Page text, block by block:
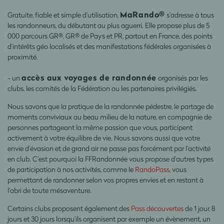
Gratuite, fiable et simple d’utilisation, MaRando® s’adresse à tous
les randonneurs, du débutant au plus aguerri. Elle propose plus de 5
000 parcours GR®, GR® de Pays et PR, partout en France, des points
d’intérêts géo localisés et des manifestations fédérales organisées à
proximité.
- un accès aux voyages de randonnée organisés par les
clubs, les comités de la Fédération ou les partenaires privilégiés.
Nous savons que la pratique de la randonnée pédestre, le partage de
moments conviviaux au beau milieu de la nature, en compagnie de
personnes partageant la même passion que vous, participent
activement à votre équilibre de vie. Nous savons aussi que votre
envie d’évasion et de grand air ne passe pas forcément par l’activité
en club. C’est pourquoi la FFRandonnée vous propose d’autres types
de participation à nos activités, comme le RandoPass, vous
permettant de randonner selon vos propres envies et en restant à
l’abri de toute mésaventure.
Certains clubs proposent également des Pass découvertesde 1 jour, 8
jours et 30 jours lorsqu’ils organisent par exemple un évènement, un